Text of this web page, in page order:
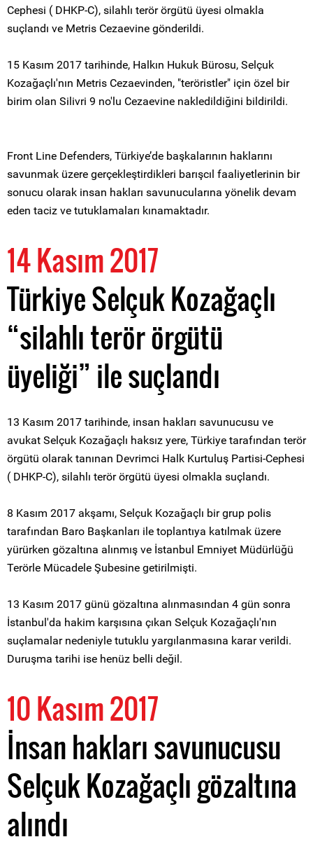
Cephesi ( DHKP-C), silahlı terör örgütü üyesi olmakla
suçlandı ve Metris Cezaevine gönderildi.
15 Kasım 2017 tarihinde, Halkın Hukuk Bürosu, Selçuk
Kozağaçlı'nın Metris Cezaevinden, "teröristler" için özel bir
birim olan Silivri 9 no'lu Cezaevine nakledildiğini bildirildi.
Front Line Defenders, Türkiye’de başkalarının haklarını
savunmak üzere gerçekleştirdikleri barışcıl faaliyetlerinin bir
sonucu olarak insan hakları savunucularına yönelik devam
eden taciz ve tutuklamaları kınamaktadır.
14 Kasım 2017
Türkiye Selçuk Kozağaçlı
“silahlı terör örgütü
üyeliği” ile suçlandı
13 Kasım 2017 tarihinde, insan hakları savunucusu ve
avukat Selçuk Kozağaçlı haksız yere, Türkiye tarafından terör
örgütü olarak tanınan Devrimci Halk Kurtuluş Partisi-Cephesi
( DHKP-C), silahlı terör örgütü üyesi olmakla suçlandı.
8 Kasım 2017 akşamı, Selçuk Kozağaçlı bir grup polis
tarafından Baro Başkanları ile toplantıya katılmak üzere
yürürken gözaltına alınmış ve İstanbul Emniyet Müdürlüğü
Terörle Mücadele Şubesine getirilmişti.
13 Kasım 2017 günü gözaltına alınmasından 4 gün sonra
İstanbul'da hakim karşısına çıkan Selçuk Kozağaçlı'nın
suçlamalar nedeniyle tutuklu yargılanmasına karar verildi.
Duruşma tarihi ise henüz belli değil.
10 Kasım 2017
İnsan hakları savunucusu
Selçuk Kozağaçlı gözaltına
alındı